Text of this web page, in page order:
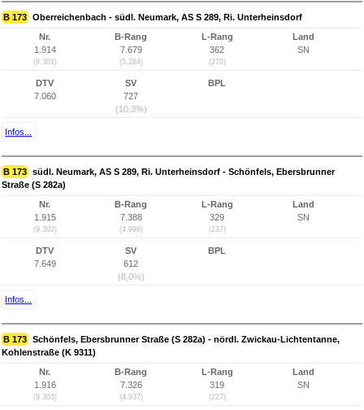
B 173 Oberreichenbach - südl. Neumark, AS S 289, Ri. Unterheinsdorf
Nr.
1.914
(9.301)
B-Rang
7.679
(5.284)
L-Rang
362
(270)
Land
SN
DTV
7.060
SV
727
(10,3%)
BPL
Infos...
B 173 südl. Neumark, AS S 289, Ri. Unterheinsdorf - Schönfels, Ebersbrunner
Straße (S 282a)
Nr.
1.915
(9.302)
B-Rang
7.388
(4.999)
L-Rang
329
(237)
Land
SN
DTV
7.649
SV
612
(8,0%)
BPL
Infos...
B 173 Schönfels, Ebersbrunner Straße (S 282a) - nördl. Zwickau-Lichtentanne,
Kohlenstraße (K 9311)
Nr.
1.916
(9.303)
B-Rang
7.326
(4.937)
L-Rang
319
(227)
Land
SN